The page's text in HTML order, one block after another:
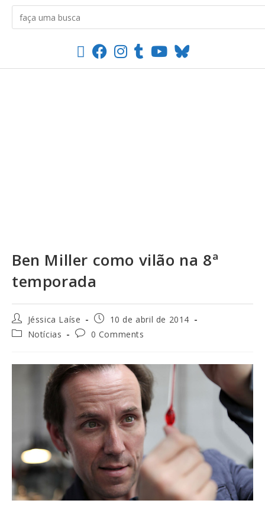
Ben Miller como vilão na 8ª
temporada
Jéssica Laíse
10 de abril de 2014
Notícias
0 Comments